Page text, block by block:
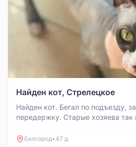
Найден кот, Стрелецкое
Найден кот. Бегал по подъезду,
передержку. Старые хозяева так
Белгород•47 д